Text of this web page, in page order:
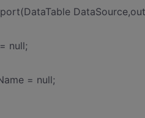
null;
= null;